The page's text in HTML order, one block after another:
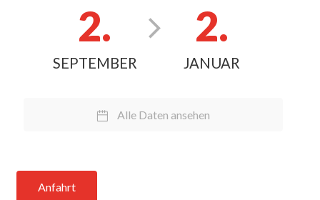
2.
SEPTEMBER
2.
JANUAR
Alle Daten ansehen
Anfahrt